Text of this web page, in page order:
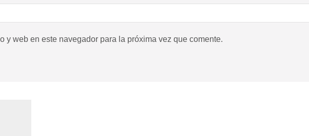
y web en este navegador para la próxima vez que comente.